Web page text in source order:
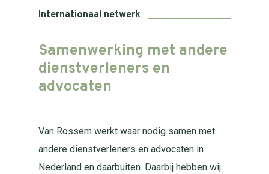
Internationaal netwerk
Samenwerking met andere
dienstverleners en
advocaten
Van Rossem werkt waar nodig samen met
andere dienstverleners en advocaten in
Nederland en daarbuiten. Daarbij hebben wij